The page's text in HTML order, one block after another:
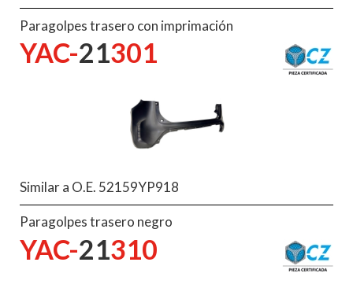
Paragolpes trasero con imprimación
YAC-21301
Similar a O.E. 52159YP918
Paragolpes trasero negro
YAC-21310